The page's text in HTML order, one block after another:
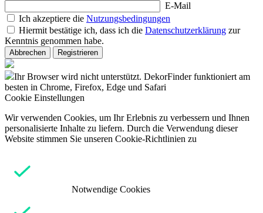
E-Mail
Ich akzeptiere die Nutzungsbedingungen
Hiermit bestätige ich, dass ich die Datenschutzerklärung zur
Kenntnis genommen habe.
Abbrechen Registrieren
Ihr Browser wird nicht unterstützt. DekorFinder funktioniert am
besten in Chrome, Firefox, Edge und Safari
Cookie Einstellungen
Wir verwenden Cookies, um Ihr Erlebnis zu verbessern und Ihnen
personalisierte Inhalte zu liefern. Durch die Verwendung dieser
Website stimmen Sie unseren Cookie-Richtlinien zu
Notwendige Cookies